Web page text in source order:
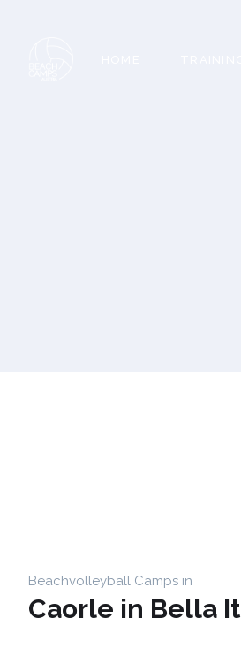
Beachvolleyball Camps in
Caorle in Bella